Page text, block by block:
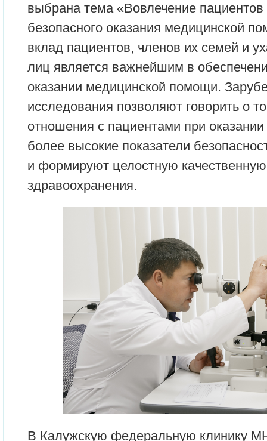
выбрана тема «Вовлечение
безопасного оказания медицинской
вклад пациентов, членов их семей и
лиц является важнейшим в
оказании медицинской помощи.
исследования позволяют говорить о
отношения с пациентами при
более высокие показатели
и формируют целостную
здравоохранения.
В Калужскую федеральную клинику